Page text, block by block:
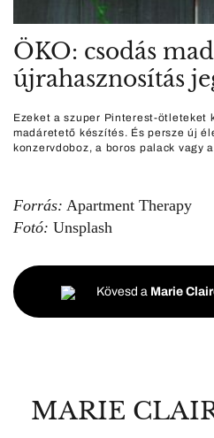
ÖKO: csodás
újrahasznosítás
Ezeket a szuper Pinterest-ötleteket
madáretető készítés. És persze új
konzervdoboz, a boros palack vagy
Forrás: Apartment Therapy
Fotó: Unsplash
Kövesd a Marie
MARIE